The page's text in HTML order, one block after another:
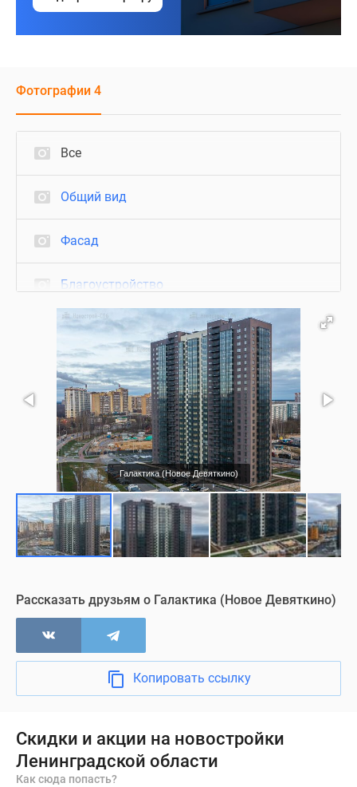
Фотографии 4
Галактика (Новое Девяткино)
Все
Общий вид
Фасад
Благоустройство
Рассказать друзьям о Галактика (Новое Девяткино)
Копировать ссылку
Скидки и акции на новостройки
Ленинградской области
Как сюда попасть?